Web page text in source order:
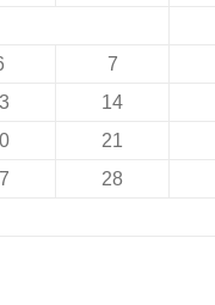
7
14
21
28